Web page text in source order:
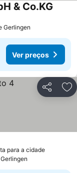
& Co.KG
Gerlingen
Ver preços
Partilhar
para a cidade